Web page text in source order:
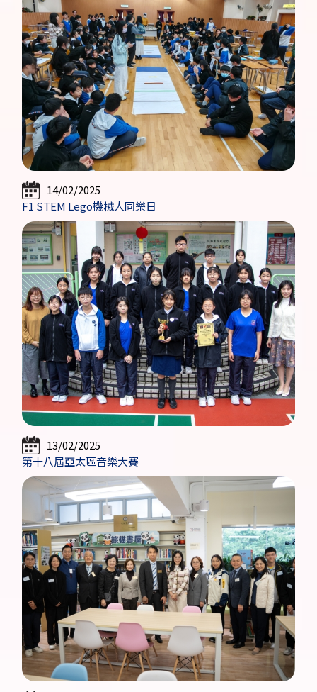
14/02/2025
F1 STEM Lego機械人同樂日
13/02/2025
第十八屆亞太區音樂大賽